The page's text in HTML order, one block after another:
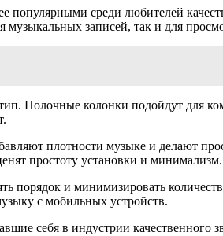
популярными среди любителей
записей, так и для
Полочные колонки подойдут для
плотности музыке и делают
простоту установки и минимализм.
порядок и минимизировать
с мобильных устройств.
себя в индустрии